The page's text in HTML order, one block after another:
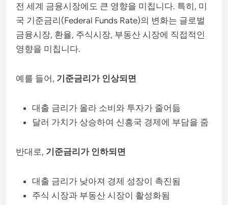
전 세계 금융시장에도 큰 영향을 미칩니다. 특히, 미
국 기준금리(Federal Funds Rate)의 변화는 글로벌
금융시장, 환율, 주식시장, 부동산 시장에 직접적인
영향을 미칩니다.
예를 들어, 기준금리가 인상되면
대출 금리가 올라 소비와 투자가 줄어듦
달러 가치가 상승하여 신흥국 경제에 부담을 줌
반대로, 기준금리가 인하되면
대출 금리가 낮아져 경제 성장이 촉진됨
주식 시장과 부동산 시장이 활성화됨